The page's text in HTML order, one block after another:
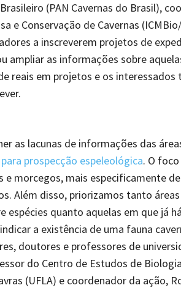
(PAN Cavernas do Brasil),
e Conservação de Cavernas
a inscreverem projetos de
ampliar as informações sobre
reais em projetos e os interessados
as lacunas de informações das
prospecção espeleológica. O
e morcegos, mais especificamente
Além disso, priorizamos tanto
espécies quanto aquelas em que já
a existência de uma fauna
doutores e professores de
do Centro de Estudos de
(UFLA) e coordenador da ação,